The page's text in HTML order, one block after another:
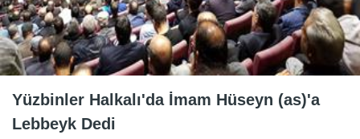
Yüzbinler Halkalı'da İmam Hüseyn (as)'a
Lebbeyk Dedi